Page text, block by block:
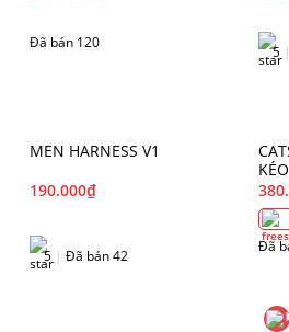
Đã bán 120
5 |
MEN HARNESS V1
190.000₫
5 | Đã bán 42
Đã